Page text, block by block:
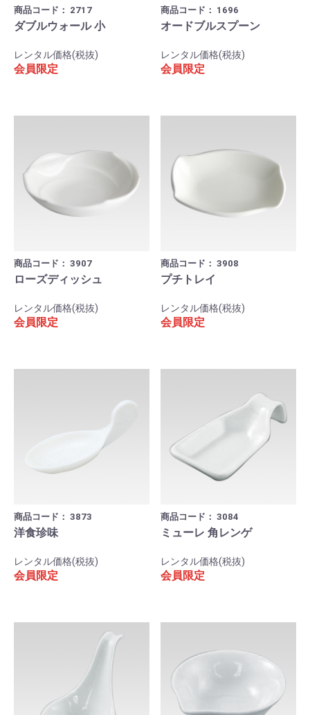
商品コード： 2717
ダブルウォール 小
レンタル価格(税抜)
会員限定
商品コード： 1696
オードブルスプーン
レンタル価格(税抜)
会員限定
商品コード： 3907
ローズディッシュ
レンタル価格(税抜)
会員限定
商品コード： 3908
プチトレイ
レンタル価格(税抜)
会員限定
商品コード： 3873
洋食珍味
レンタル価格(税抜)
会員限定
商品コード： 3084
ミューレ 角レンゲ
レンタル価格(税抜)
会員限定